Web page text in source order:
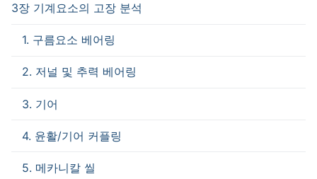
3장 기계요소의 고장 분석
1. 구름요소 베어링
2. 저널 및 추력 베어링
3. 기어
4. 윤활/기어 커플링
5. 메카니칼 씰